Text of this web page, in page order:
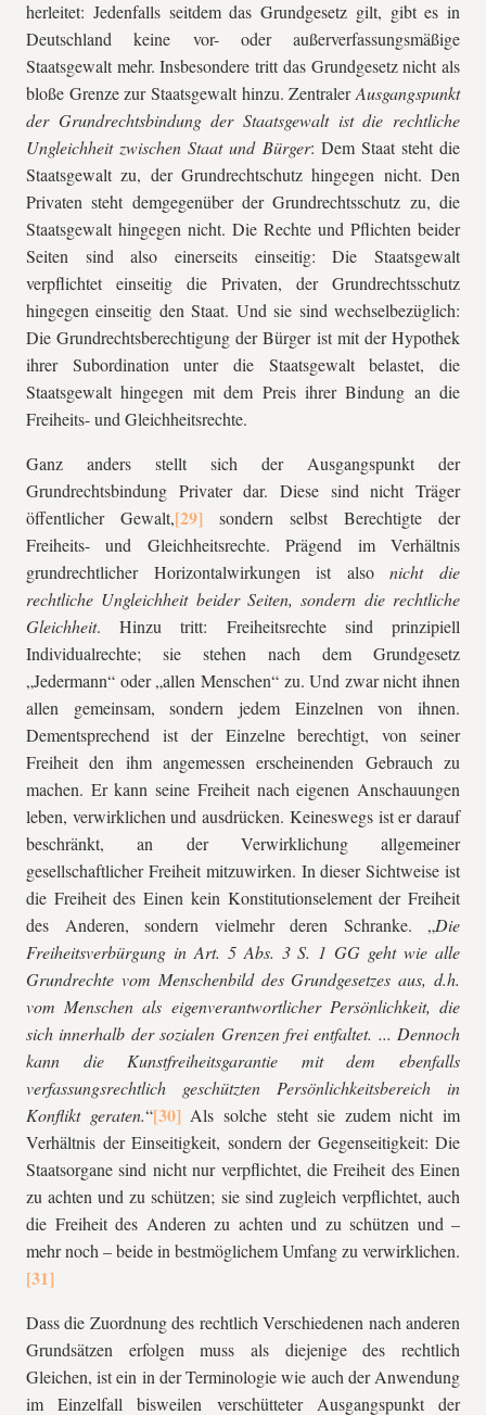
herleitet: Jedenfalls seitdem das Grundgesetz gilt, gibt es in
Deutschland keine vor- oder außerverfassungsmäßige
Staatsgewalt mehr. Insbesondere tritt das Grundgesetz nicht als
bloße Grenze zur Staatsgewalt hinzu. ZentralerAusgangspunkt
der Grundrechtsbindung der Staatsgewalt ist die rechtliche
Ungleichheit zwischen Staat und Bürger: Dem Staat steht die
Staatsgewalt zu, der Grundrechtschutz hingegen nicht. Den
Privaten steht demgegenüber der Grundrechtsschutz zu, die
Staatsgewalt hingegen nicht. Die Rechte und Pflichten beider
Seiten sind also einerseits einseitig: Die Staatsgewalt
verpflichtet einseitig die Privaten, der Grundrechtsschutz
hingegen einseitig den Staat. Und sie sind wechselbezüglich:
Die Grundrechtsberechtigung der Bürger ist mit der Hypothek
ihrer Subordination unter die Staatsgewalt belastet, die
Staatsgewalt hingegen mit dem Preis ihrer Bindung an die
Freiheits- und Gleichheitsrechte.
Ganz anders stellt sich der Ausgangspunkt der
Grundrechtsbindung Privater dar. Diese sind nicht Träger
öffentlicher Gewalt,
sondern selbst Berechtigte der
Freiheits- und Gleichheitsrechte. Prägend im Verhältnis
grundrechtlicher Horizontalwirkungen ist alsonicht die
rechtliche Ungleichheit beider Seiten, sondern die rechtliche
Gleichheit. Hinzu tritt: Freiheitsrechte sind prinzipiell
Individualrechte; sie stehen nach dem Grundgesetz
„Jedermann“ oder „allen Menschen“ zu. Und zwar nicht ihnen
allen gemeinsam, sondern jedem Einzelnen von ihnen.
Dementsprechend ist der Einzelne berechtigt, von seiner
Freiheit den ihm angemessen erscheinenden Gebrauch zu
machen. Er kann seine Freiheit nach eigenen Anschauungen
leben, verwirklichen und ausdrücken. Keineswegs ist er darauf
beschränkt, an der Verwirklichung allgemeiner
gesellschaftlicher Freiheit mitzuwirken. In dieser Sichtweise ist
die Freiheit des Einen kein Konstitutionselement der Freiheit
des Anderen, sondern vielmehr deren Schranke. „Die
Freiheitsverbürgung in Art. 5 Abs. 3 S. 1 GG geht wie alle
Grundrechte vom Menschenbild des Grundgesetzes aus, d.h.
vom Menschen als eigenverantwortlicher Persönlichkeit, die
sich innerhalb der sozialen Grenzen frei entfaltet. ... Dennoch
kann die Kunstfreiheitsgarantie mit dem ebenfalls
verfassungsrechtlich geschützten Persönlichkeitsbereich in
Konflikt geraten.“
Als solche steht sie zudem nicht im
Verhältnis der Einseitigkeit, sondern der Gegenseitigkeit: Die
Staatsorgane sind nicht nur verpflichtet, die Freiheit des Einen
zu achten und zu schützen; sie sind zugleich verpflichtet, auch
die Freiheit des Anderen zu achten und zu schützen und –
mehr noch – beide in bestmöglichem Umfang zu verwirklichen.
Dass die Zuordnung des rechtlich Verschiedenen nach anderen
Grundsätzen erfolgen muss als diejenige des rechtlich
Gleichen, ist ein in der Terminologie wie auch der Anwendung
im Einzelfall bisweilen verschütteter Ausgangspunkt der